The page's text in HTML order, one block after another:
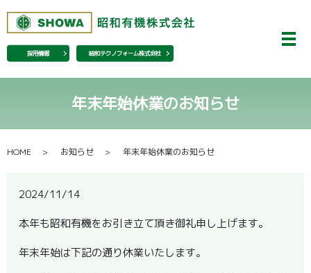
メ
年末年始休業のお知らせ
HOME お知らせ 年末年始休業のお知らせ
2024/11/14
本年も昭和有機をお引き立て頂き御礼申し上げます。
年末年始は下記の通り休業いたします。